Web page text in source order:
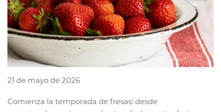
21 de mayo de 2026
Comienza la temporada de fresas: desde